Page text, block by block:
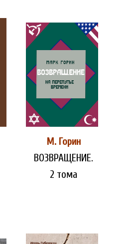
М. Горин
ВОЗВРАЩЕНИЕ.
2 тома